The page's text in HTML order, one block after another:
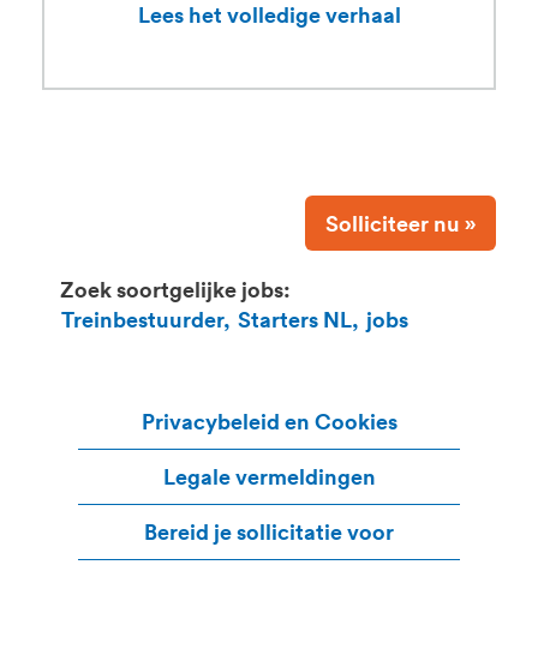
Lees het volledige verhaal
Solliciteer nu »
Zoek soortgelijke jobs:
Treinbestuurder, Starters NL, jobs
Privacybeleid en Cookies
Legale vermeldingen
Bereid je sollicitatie voor